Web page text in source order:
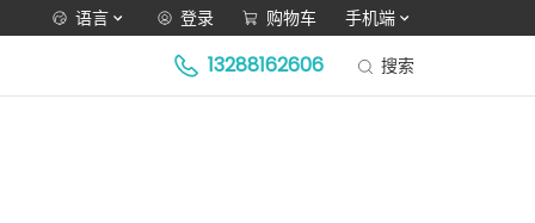
语言 登录 购物车 手机端
13288162606 搜索